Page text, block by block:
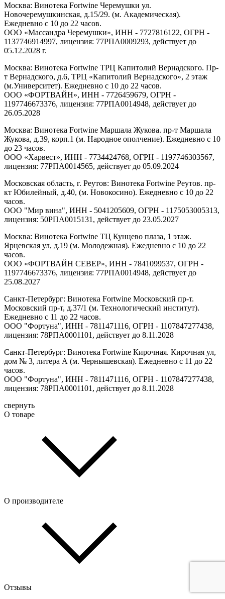
Москва: Винотека Fortwine Черемушки ул.
Новочеремушкинская, д.15/29. (м. Академическая).
Ежедневно с 10 до 22 часов.
ООО «Массандра Черемушки», ИНН - 7727816122, ОГРН -
1137746914997, лицензия: 77РПА0009293, действует до
05.12.2028 г.
Москва: Винотека Fortwine ТРЦ Капитолий Вернадского. Пр-
т Вернадского, д.6, ТРЦ «Капитолий Вернадского», 2 этаж
(м.Университет). Ежедневно с 10 до 22 часов.
ООО «ФОРТВАЙН», ИНН - 7726459679, ОГРН -
1197746673376, лицензия: 77РПА0014948, действует до
26.05.2028
Москва: Винотека Fortwine Маршала Жукова. пр-т Маршала
Жукова, д.39, корп.1 (м. Народное ополчение). Ежедневно с 10
до 23 часов.
ООО «Харвест», ИНН - 7734424768, ОГРН - 1197746303567,
лицензия: 77РПА0014565, действует до 05.09.2024
Московская область, г. Реутов: Винотека Fortwine Реутов. пр-
кт Юбилейный, д.40, (м. Новокосино). Ежедневно с 10 до 22
часов.
ООО "Мир вина", ИНН - 5041205609, ОГРН - 1175053005313,
лицензия: 50РПА0015131, действует до 23.05.2027
Москва: Винотека Fortwine ТЦ Кунцево плаза, 1 этаж.
Ярцевская ул, д.19 (м. Молодежная). Ежедневно с 10 до 22
часов.
ООО «ФОРТВАЙН СЕВЕР», ИНН - 7841099537, ОГРН -
1197746673376, лицензия: 77РПА0014948, действует до
25.08.2027
Санкт-Петербург: Винотека Fortwine Московский пр-т.
Московский пр-т, д.37/1 (м. Технологический институт).
Ежедневно с 11 до 22 часов.
ООО "Фортуна", ИНН - 7811471116, ОГРН - 1107847277438,
лицензия: 78РПА0001101, действует до 8.11.2028
Санкт-Петербург: Винотека Fortwine Кирочная. Кирочная ул,
дом № 3, литера А (м. Чернышевская). Ежедневно с 11 до 22
часов.
ООО "Фортуна", ИНН - 7811471116, ОГРН - 1107847277438,
лицензия: 78РПА0001101, действует до 8.11.2028
свернуть
О товаре
О производителе
Отзывы